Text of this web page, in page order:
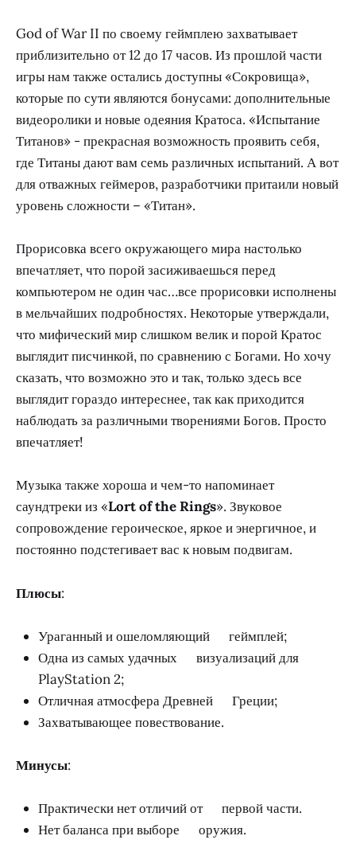
God of War II по своему геймплею захватывает
приблизительно от 12 до 17 часов. Из прошлой части
игры нам также остались доступны «Сокровища»,
которые по сути являются бонусами: дополнительные
видеоролики и новые одеяния Кратоса. «Испытание
Титанов» - прекрасная возможность проявить себя,
где Титаны дают вам семь различных испытаний. А вот
для отважных геймеров, разработчики притаили новый
уровень сложности – «Титан».
Прорисовка всего окружающего мира настолько
впечатляет, что порой засиживаешься перед
компьютером не один час…все прорисовки исполнены
в мельчайших подробностях. Некоторые утверждали,
что мифический мир слишком велик и порой Кратос
выглядит писчинкой, по сравнению с Богами. Но хочу
сказать, что возможно это и так, только здесь все
выглядит гораздо интереснее, так как приходится
наблюдать за различными творениями Богов. Просто
впечатляет!
Музыка также хороша и чем-то напоминает
саундтреки из «Lort of the Rings». Звуковое
сопровождение героическое, яркое и энергичное, и
постоянно подстегивает вас к новым подвигам.
Плюсы:
Ураганный и ошеломляющий геймплей;
Одна из самых удачных визуализаций для
PlayStation 2;
Отличная атмосфера Древней Греции;
Захватывающее повествование.
Минусы:
Практически нет отличий от первой части.
Нет баланса при выборе оружия.